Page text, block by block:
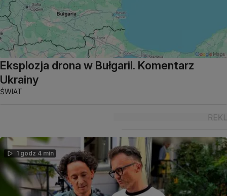
Eksplozja drona w Bułgarii. Komentarz
Ukrainy
ŚWIAT
1 godz 4 min